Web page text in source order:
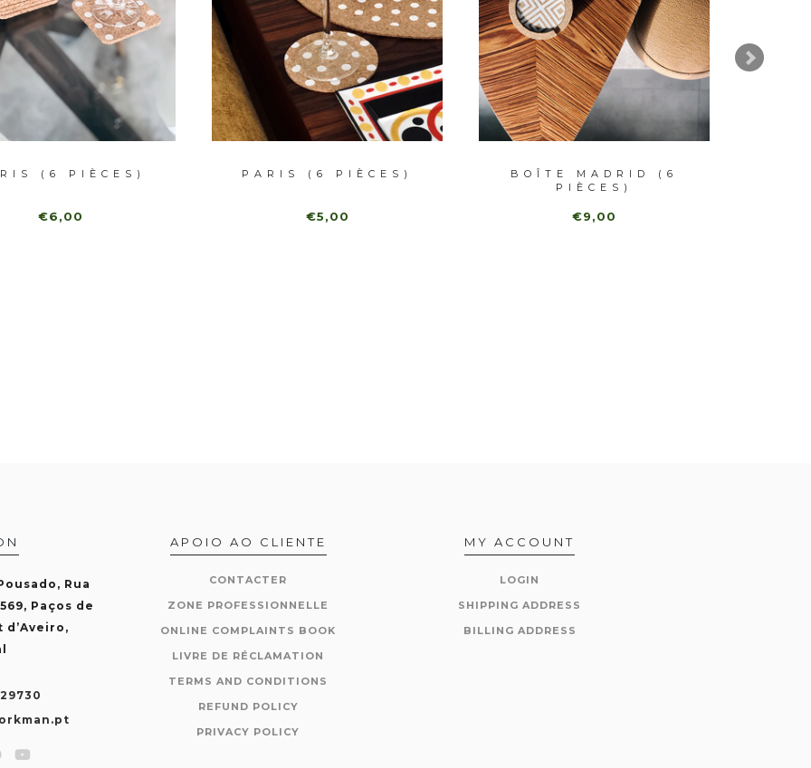
(6 PIÈCES)
€6,00
PARIS (6 PIÈCES)
€5,00
BOÎTE MADRID (6
PIÈCES)
€9,00
Rua
Paços de
APOIO AO CLIENTE
CONTACTER
ZONE PROFESSIONNELLE
ONLINE COMPLAINTS BOOK
LIVRE DE RÉCLAMATION
TERMS AND CONDITIONS
REFUND POLICY
PRIVACY POLICY
MY ACCOUNT
LOGIN
SHIPPING ADDRESS
BILLING ADDRESS